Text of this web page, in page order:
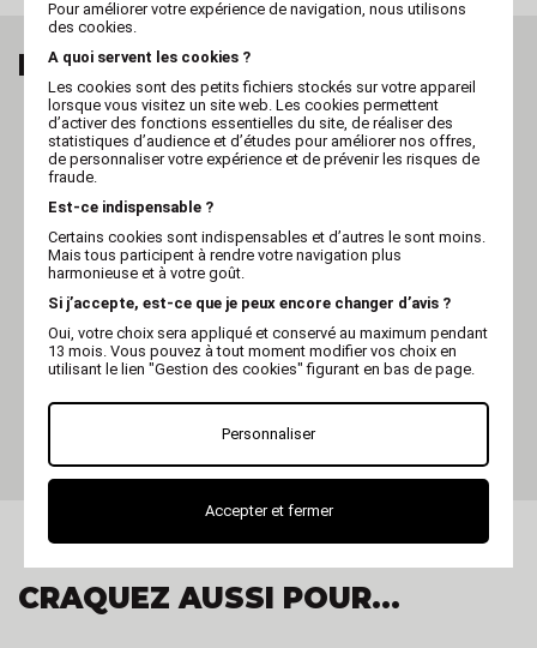
MES DERNIERS ARTICLES VUS
VIVOG
Tuyau LONG COMPLET
SC2500, SC2700, et
CRAQUEZ AUSSI POUR...
Pour améliorer votre expérience de navigation, nous utilisons
des cookies.
A quoi servent les cookies ?
Les cookies sont des petits fichiers stockés sur votre appareil
lorsque vous visitez un site web. Les cookies permettent
d’activer des fonctions essentielles du site, de réaliser des
statistiques d’audience et d’études pour améliorer nos offres,
de personnaliser votre expérience et de prévenir les risques de
fraude.
Est-ce indispensable ?
Certains cookies sont indispensables et d’autres le sont moins.
Mais tous participent à rendre votre navigation plus
harmonieuse et à votre goût.
Si j’accepte, est-ce que je peux encore changer d’avis ?
Oui, votre choix sera appliqué et conservé au maximum pendant
13 mois. Vous pouvez à tout moment modifier vos choix en
utilisant le lien "Gestion des cookies" figurant en bas de page.
Personnaliser
Accepter et fermer